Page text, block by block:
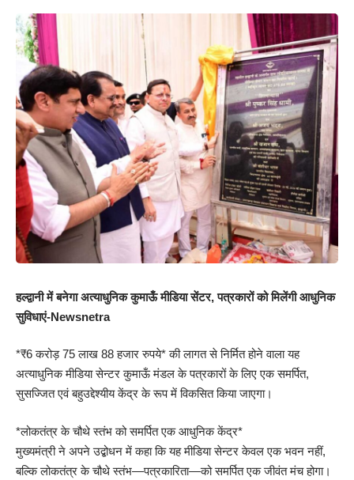
हल्द्वानी में बनेगा अत्याधुनिक कुमाऊँ मीडिया सेंटर, पत्रकारों को मिलेंगी आधुनिक
सुविधाएं-Newsnetra
*₹6 करोड़ 75 लाख 88 हजार रुपये* की लागत से निर्मित होने वाला यह
अत्याधुनिक मीडिया सेन्टर कुमाऊँ मंडल के पत्रकारों के लिए एक समर्पित,
सुसज्जित एवं बहुउद्देश्यीय केंद्र के रूप में विकसित किया जाएगा।
*लोकतंत्र के चौथे स्तंभ को समर्पित एक आधुनिक केंद्र*
मुख्यमंत्री ने अपने उद्बोधन में कहा कि यह मीडिया सेन्टर केवल एक भवन नहीं,
बल्कि लोकतंत्र के चौथे स्तंभ—पत्रकारिता—को समर्पित एक जीवंत मंच होगा।